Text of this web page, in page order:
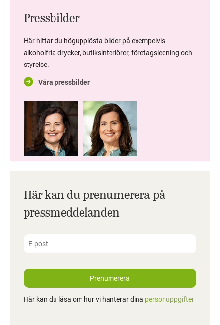
Pressbilder
Här hittar du högupplösta bilder på exempelvis
alkoholfria drycker, butiksinteriörer, företagsledning och
styrelse.
Våra pressbilder
Här kan du prenumerera på
pressmeddelanden
Prenumerera
Här kan du läsa om hur vi hanterar dina personuppgifter